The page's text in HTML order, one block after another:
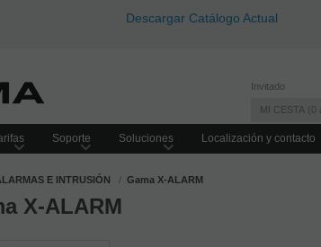
Descargar Catálogo Actual
Invitado
MI CESTA 0
Soporte Soluciones Localización y contacto
E INTRUSIÓN Gama X-ALARM
X-ALARM